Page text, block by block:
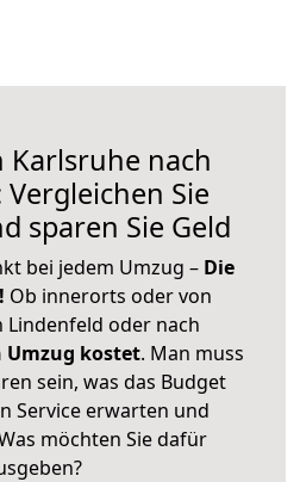
Karlsruhe nach
Sie
sparen Sie Geld
bei jedem Umzug – Die
Ob innerorts oder von
Lindenfeld oder nach
Umzug kostet. Man muss
sein, was das Budget
Service erwarten und
möchten Sie dafür